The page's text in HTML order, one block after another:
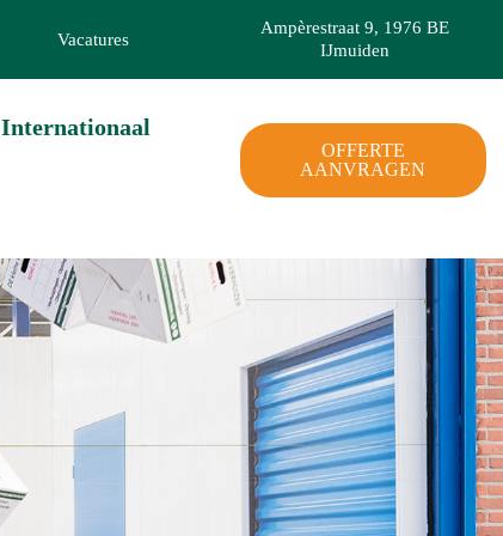
Vacatures
Ampèrestraat 9, 1976 BE
IJmuiden
Internationaal
OFFERTE
AANVRAGEN